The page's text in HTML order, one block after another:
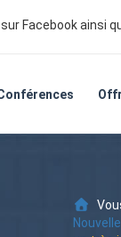
Facebook ainsi